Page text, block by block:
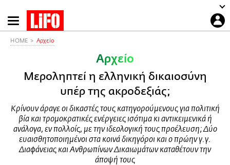
Παράκαμψη
προς
HOME Αρχείο
Αρχείο
Μεροληπτεί η ελληνική δικαιοσύνη
υπέρ της ακροδεξιάς;
Κρίνουν άραγε οι δικαστές τους κατηγορούμενους για πολιτική
βία και τρομοκρατικές ενέργειες ισότιμα κι αντικειμενικά ή
ανάλογα, εν πολλοίς, με την ιδεολογική τους προέλευση; Δύο
ευαισθητοποιημένοι στα κοινά δικηγόροι και ο πρώην γ.γ.
Διαφάνειας και Ανθρωπίνων Δικαιωμάτων καταθέτουν την
άποψή τους